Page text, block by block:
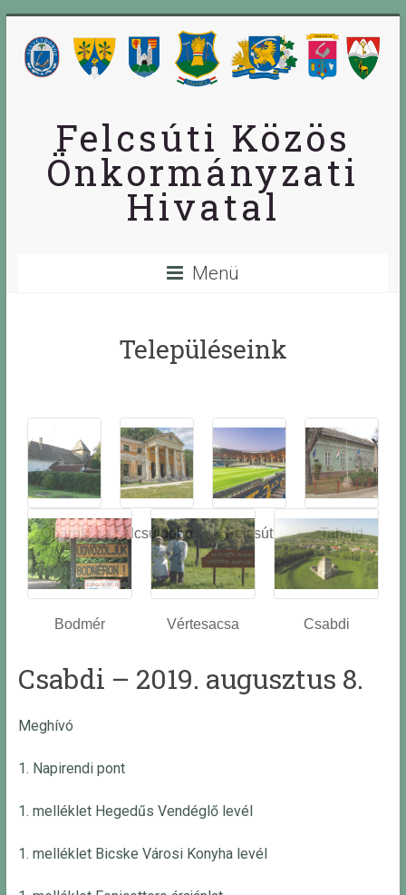
Felcsúti Közös
Önkormányzati
Hivatal
Menü
Településeink
Óbarok
Alcsútdobo
z
Felcsút Tabajd
Bodmér Vértesacsa Csabdi
Csabdi – 2019. augusztus 8.
Meghívó
1. Napirendi pont
1. melléklet Hegedűs Vendéglő levél
1. melléklet Bicske Városi Konyha levél